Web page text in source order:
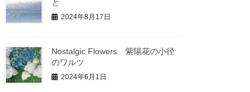
と
2024年8月17日
Nostalgic Flowers 紫陽花の小径
のワルツ
2024年6月1日